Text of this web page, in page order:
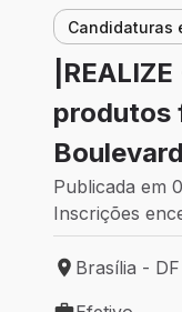
Candidaturas
produtos
Publicada em
Inscrições
Local de
Brasília - DF